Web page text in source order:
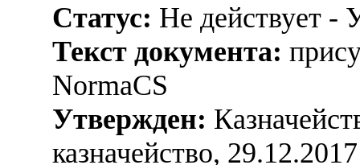
Статус: Не действует -
Текст документа:
NormaCS
Утвержден:
казначейство, 29.12.2017